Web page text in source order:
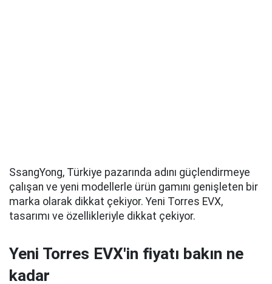
SsangYong, Türkiye pazarında adını güçlendirmeye
çalışan ve yeni modellerle ürün gamını genişleten bir
marka olarak dikkat çekiyor. Yeni Torres EVX,
tasarımı ve özellikleriyle dikkat çekiyor.
Yeni Torres EVX'in fiyatı bakın ne
kadar